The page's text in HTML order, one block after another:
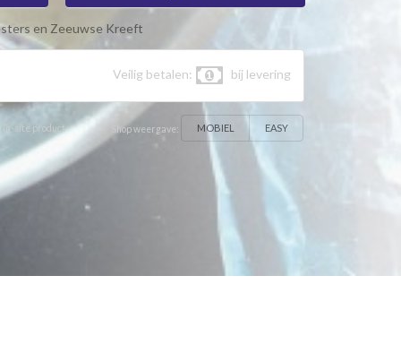
en Zeeuwse Kreeft
Veilig betalen: bij levering
In-site product Shop weergave: MOBIEL EASY